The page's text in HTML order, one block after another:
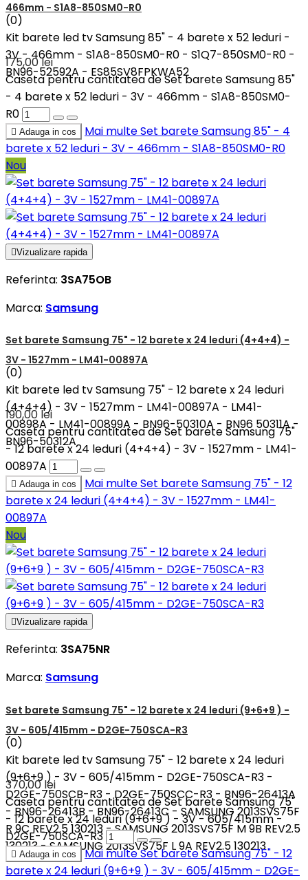
466mm - S1A8-850SM0-R0
(0)
Kit barete led tv Samsung 85" - 4 barete x 52 leduri -
3V - 466mm - S1A8-850SM0-R0 - S1Q7-850SM0-R0 -
BN96-52592A - ES85SV8FPKWA52
175,00 lei
Caseta pentru cantitatea de Set barete Samsung 85"
- 4 barete x 52 leduri - 3V - 466mm - S1A8-850SM0-
R0
 Adauga in cos Mai multeSet barete Samsung 85" - 4
barete x 52 leduri - 3V - 466mm - S1A8-850SM0-R0
Nou
Vizualizare rapida
Referinta: 3SA75OB
Marca: Samsung
Set barete Samsung 75" - 12 barete x 24 leduri (4+4+4) -
3V - 1527mm - LM41-00897A
(0)
Kit barete led tv Samsung 75" - 12 barete x 24 leduri
(4+4+4) - 3V - 1527mm - LM41-00897A - LM41-
00898A - LM41-00899A - BN96-50310A - BN96 50311A -
BN96-50312A
190,00 lei
Caseta pentru cantitatea de Set barete Samsung 75"
- 12 barete x 24 leduri (4+4+4) - 3V - 1527mm - LM41-
00897A
 Adauga in cos Mai multeSet barete Samsung 75" - 12
barete x 24 leduri (4+4+4) - 3V - 1527mm - LM41-
00897A
Nou
Vizualizare rapida
Referinta: 3SA75NR
Marca: Samsung
Set barete Samsung 75" - 12 barete x 24 leduri (9+6+9 ) -
3V - 605/415mm - D2GE-750SCA-R3
(0)
Kit barete led tv Samsung 75" - 12 barete x 24 leduri
(9+6+9 ) - 3V - 605/415mm - D2GE-750SCA-R3 -
D2GE-750SCB-R3 - D2GE-750SCC-R3 - BN96-26413A
- BN96-26413B - BN96-26413C - SAMSUNG 2013SVS75F
R 9C REV2.5 130213 - SAMSUNG 2013SVS75F M 9B REV2.5
130213 - SAMSUNG 2013SVS75F L 9A REV2.5 130213
370,00 lei
Caseta pentru cantitatea de Set barete Samsung 75"
- 12 barete x 24 leduri (9+6+9 ) - 3V - 605/415mm -
D2GE-750SCA-R3
 Adauga in cos Mai multeSet barete Samsung 75" - 12
barete x 24 leduri (9+6+9 ) - 3V - 605/415mm - D2GE-